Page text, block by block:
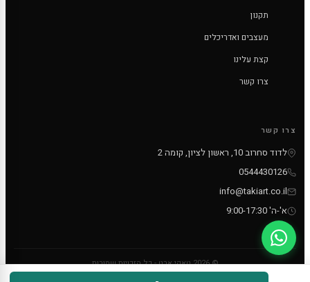
תקנון
מעצבים ואדריכלים
קצת עלינו
צרו קשר
צרו קשר
לדוד סחרוב 10, ראשון לציון, קומה 2
0544430126
info@takiart.co.il
א'-ה' 9:00-17:30
© 2026 טאקי ארט - כל הזכויות שמורות